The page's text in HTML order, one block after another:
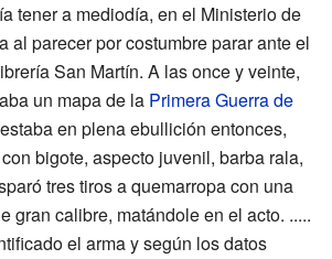
tener a mediodía, en el Ministerio de
al parecer por costumbre parar ante el
San Martín. A las once y veinte,
un mapa de la Primera Guerra de
en plena ebullición entonces,
bigote, aspecto juvenil, barba rala,
tres tiros a quemarropa con una
gran calibre, matándole en el acto. .....
el arma y según los datos